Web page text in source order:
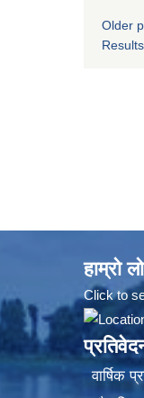
Older
Results
हाम्रो
Click to
वार्षिक